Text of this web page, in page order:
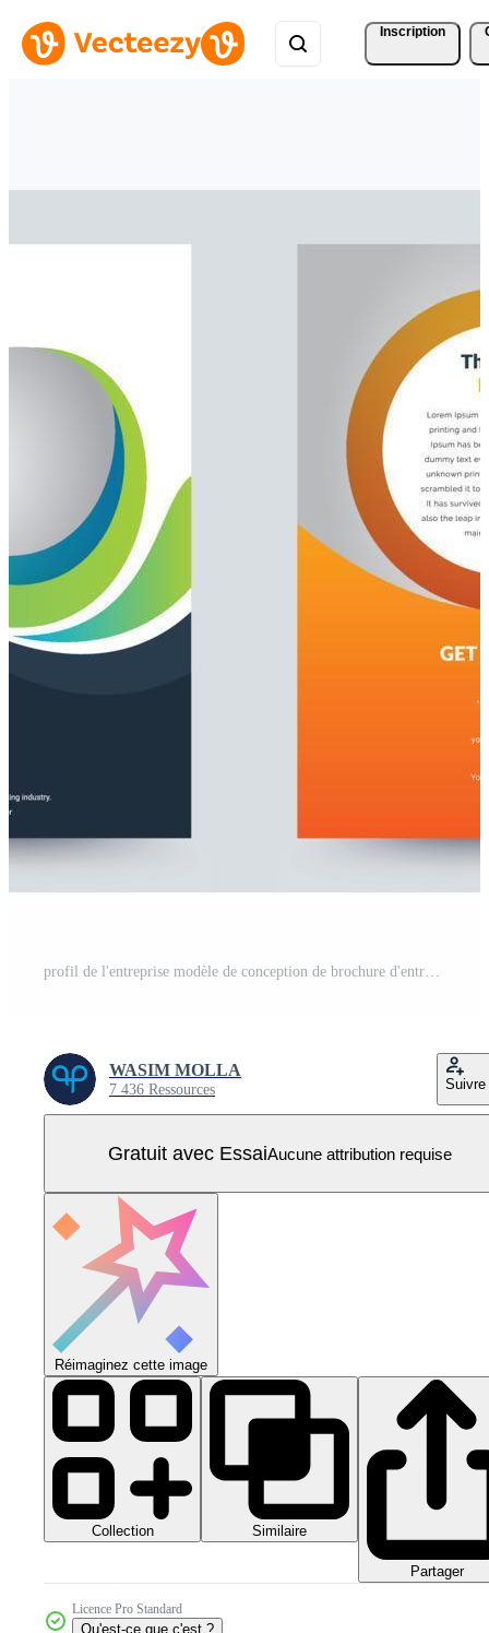
Inscription
profil de l'entreprise modèle de conception de brochure d'entreprise Vecteur Pro
WASIM MOLLA
7 436 Ressources Suivre
Gratuit avec EssaiAucune attribution requise
Réimaginez cette image
Collection Similaire
Partager
Licence Pro Standard
Qu'est-ce que c'est ?